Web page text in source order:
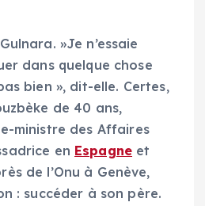
»Je n’essaie
dans quelque chose
bien », dit-elle. Certes,
de 40 ans,
ministre des Affaires
en Espagne et
de l’Onu à Genève,
: succéder à son père.